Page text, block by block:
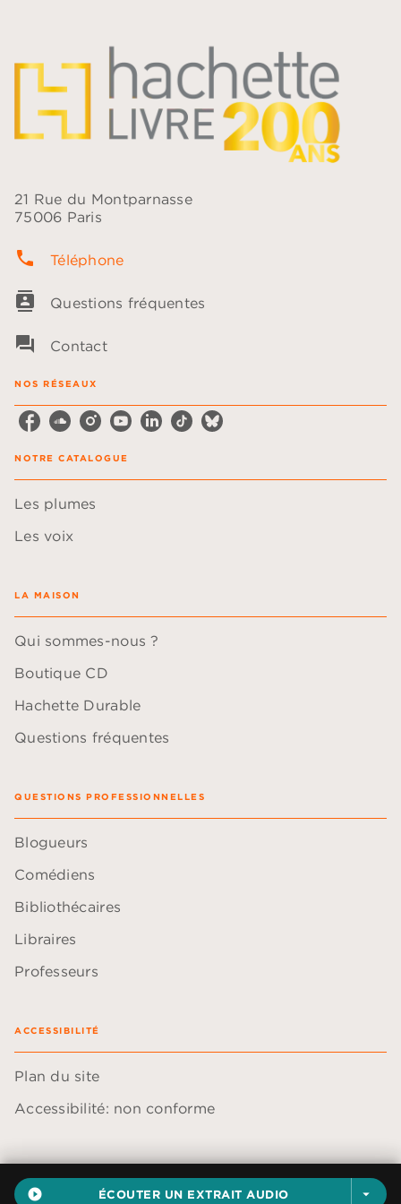
play_circle_filled ÉCOUTER UN EXTRAIT AUDIO arrow_drop_down
21 Rue du Montparnasse
75006 Paris
phone Téléphone
contacts Questions fréquentes
question_answer Contact
NOS RÉSEAUX
NOTRE CATALOGUE
Les plumes
Les voix
LA MAISON
Qui sommes-nous ?
Boutique CD
Hachette Durable
Questions fréquentes
QUESTIONS PROFESSIONNELLES
Blogueurs
Comédiens
Bibliothécaires
Libraires
Professeurs
ACCESSIBILITÉ
Plan du site
Accessibilité: non conforme